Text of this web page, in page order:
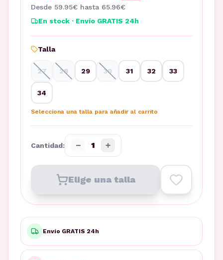
Desde 59.95€ hasta 65.96€
En stock · Envío GRATIS 24h
Talla
27 28 29 30 31 32 33
34
Selecciona una talla para añadir al carrito
Cantidad: − 1 +
Elige una talla
Envío GRATIS 24h